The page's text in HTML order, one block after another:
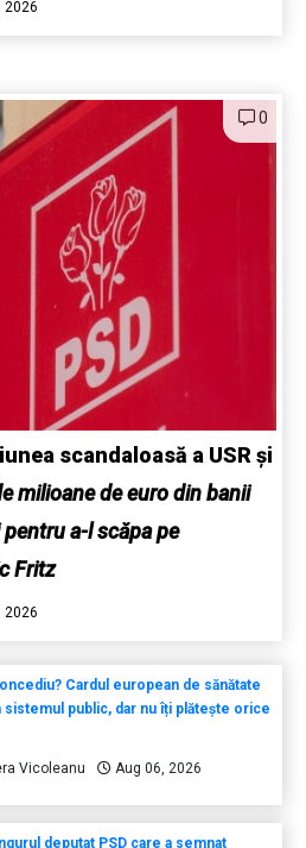
2026
0
scandaloasă a USR și
milioane de euro din banii
a-l scăpa pe
Fritz
2026
Cardul european de sănătate
sistemul public, dar nu îți plătește orice
Vicoleanu Aug 06, 2026
deputat PSD care a semnat